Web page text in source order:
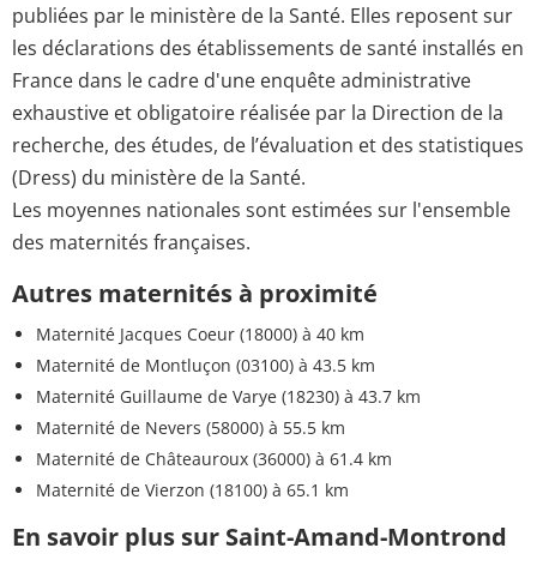
publiées par le ministère de la Santé. Elles reposent sur
les déclarations des établissements de santé installés en
France dans le cadre d'une enquête administrative
exhaustive et obligatoire réalisée par la Direction de la
recherche, des études, de l’évaluation et des statistiques
(Dress) du ministère de la Santé.
Les moyennes nationales sont estimées sur l'ensemble
des maternités françaises.
Autres maternités à proximité
Maternité Jacques Coeur (18000) à 40 km
Maternité de Montluçon (03100) à 43.5 km
Maternité Guillaume de Varye (18230) à 43.7 km
Maternité de Nevers (58000) à 55.5 km
Maternité de Châteauroux (36000) à 61.4 km
Maternité de Vierzon (18100) à 65.1 km
En savoir plus sur Saint-Amand-Montrond